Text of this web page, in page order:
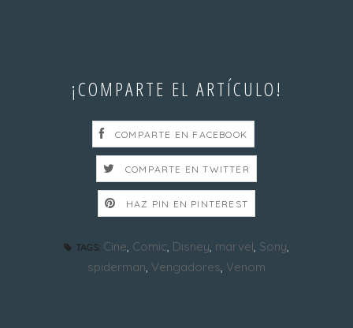
¡COMPARTE EL ARTÍCULO!
COMPARTE EN FACEBOOK
COMPARTE EN TWITTER
HAZ PIN EN PINTEREST
TAGS: Cine, Comic, Disney, marvel, Sony,
spiderman, Vengadores, Venom